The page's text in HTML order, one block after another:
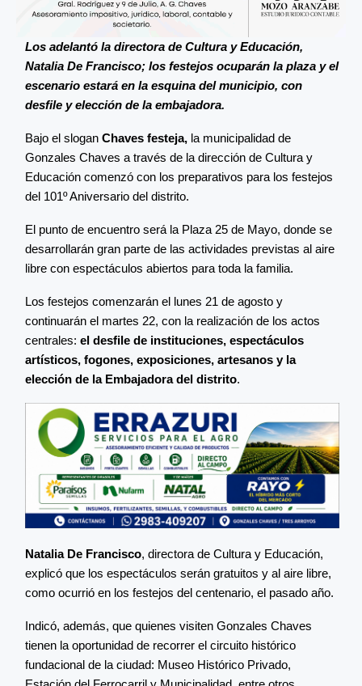
Los adelantó la directora de Cultura y Educación,
Natalia De Francisco; los festejos ocuparán la plaza y el
escenario estará en la esquina del municipio, con
desfile y elección de la embajadora.
Bajo el slogan Chaves festeja, la municipalidad de
Gonzales Chaves a través de la dirección de Cultura y
Educación comenzó con los preparativos para los festejos
del 101º Aniversario del distrito.
El punto de encuentro será la Plaza 25 de Mayo, donde se
desarrollarán gran parte de las actividades previstas al aire
libre con espectáculos abiertos para toda la familia.
Los festejos comenzarán el lunes 21 de agosto y
continuarán el martes 22, con la realización de los actos
centrales: el desfile de instituciones, espectáculos
artísticos, fogones, exposiciones, artesanos y la
elección de la Embajadora del distrito.
Natalia De Francisco, directora de Cultura y Educación,
explicó que los espectáculos serán gratuitos y al aire libre,
como ocurrió en los festejos del centenario, el pasado año.
Indicó, además, que quienes visiten Gonzales Chaves
tienen la oportunidad de recorrer el circuito histórico
fundacional de la ciudad: Museo Histórico Privado,